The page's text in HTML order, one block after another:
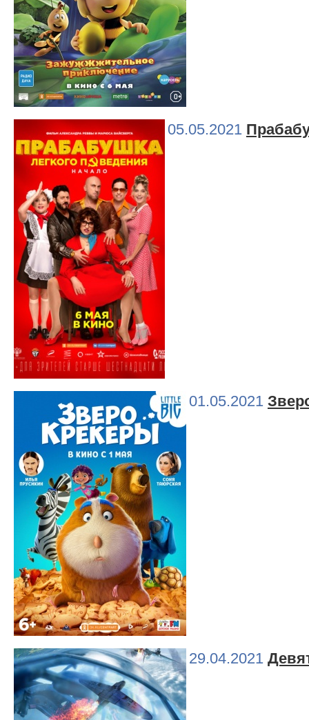
05.05.2021
01.05.2021
29.04.2021